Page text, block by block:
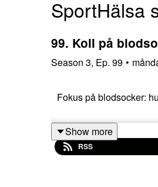
SportHälsa
99. Koll på
Season 3, Ep. 99 •
Fokus på blodsocker:
Show more
RSS